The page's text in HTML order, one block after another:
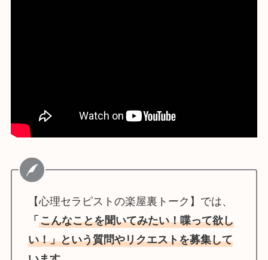
【心理セラピストの楽屋裏トーク】では、
「 こんなことを聞いてみたい！喋って欲し
い！」という質問やリクエストを募集して